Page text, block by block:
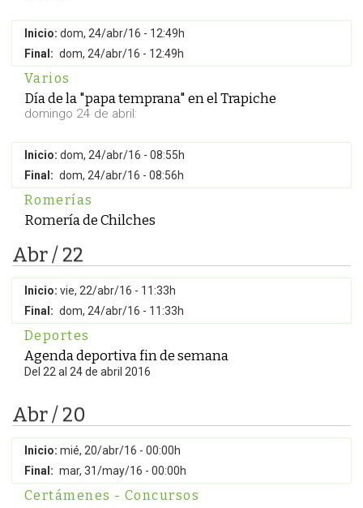
Inicio: dom, 24/abr/16 - 12:49h
Final: dom, 24/abr/16 - 12:49h
Varios
Día de la "papa temprana" en el Trapiche
domingo 24 de abril:
Inicio: dom, 24/abr/16 - 08:55h
Final: dom, 24/abr/16 - 08:56h
Romerías
Romería de Chilches
Abr / 22
Inicio: vie, 22/abr/16 - 11:33h
Final: dom, 24/abr/16 - 11:33h
Deportes
Agenda deportiva fin de semana
Del 22 al 24 de abril 2016
Abr / 20
Inicio: mié, 20/abr/16 - 00:00h
Final: mar, 31/may/16 - 00:00h
Certámenes - Concursos